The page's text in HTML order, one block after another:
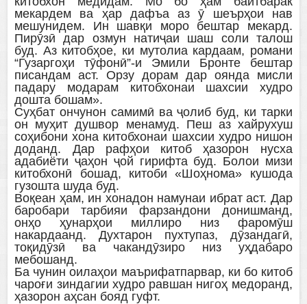
мекардем ва ҳар дафъа аз ӯ шеърҳои нав
мешунидем. Ин шавқи моро бештар мекард.
Пирӯзӣ дар озмун натиҷаи шаш соли талош
буд. Аз китобҳое, ки мутолиа кардаам, романи
“Гузаргоҳи тӯфонӣ”-и Эмили Бронте бештар
писандам аст. Орзу дорам дар оянда мисли
падару модарам китобхонаи шахсии худро
дошта бошам».
Суҳбат ончунон самимӣ ва ҷолиб буд, ки тарки
он муҳит душвор менамуд. Пеш аз хайрухуш
соҳибони хона китобхонаи шахсии худро нишон
доданд. Дар рафҳои китоб ҳазорон нусха
адабиёти ҷаҳон ҷой гирифта буд. Болои мизи
китобхонӣ бошад, китоби «Шоҳнома» кушода
гузошта шуда буд.
Воқеан ҳам, ин хонадон намунаи ибрат аст. Дар
баробари тарбияи фарзандони донишманд,
онҳо ҳунарҳои миллиро низ фаромӯш
накардаанд. Духтарон пухтупаз, дӯзандагӣ,
тоқидӯзӣ ва чакандӯзиро низ уҳдабаро
мебошанд.
Ба чунин оилаҳои маърифатпарвар, ки бо китоб
чароғи зиндагии худро равшан нигоҳ медоранд,
ҳазорон аҳсан бояд гуфт.